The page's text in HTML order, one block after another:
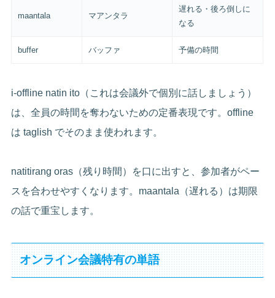
maantala マアンタラ
遅れる・後ろ倒しに
なる
buffer バッファ 予備の時間
i-offline natin ito（これは会議外で個別に話しましょう）
は、全員の時間を奪わないための定番表現です。offline
は taglish でそのまま使われます。
natitirang oras（残り時間）を口に出すと、参加者がペー
スを合わせやすくなります。maantala（遅れる）は期限
の話で重宝します。
オンライン会議特有の単語